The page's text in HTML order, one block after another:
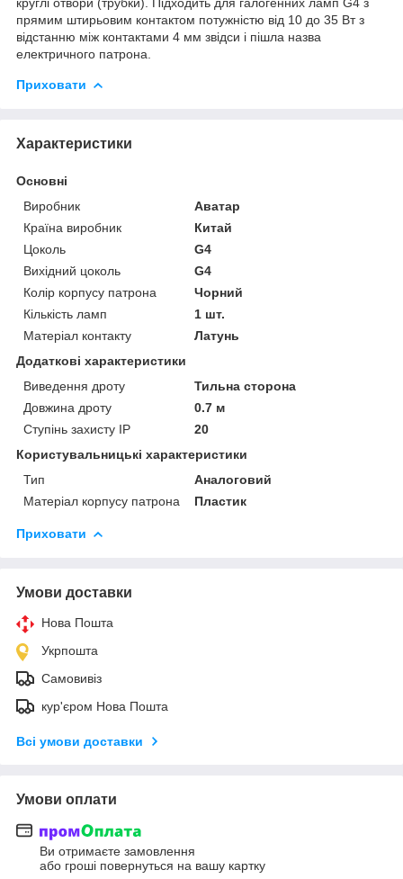
прямим штирьовим контактом потужністю від 10 до 35 Вт з
відстанню між контактами 4 мм звідси і пішла назва
електричного патрона.
Приховати
Характеристики
Основні
Виробник
Аватар
Країна виробник
Китай
Цоколь
G4
Вихідний цоколь
G4
Колір корпусу патрона
Чорний
Кількість ламп
1 шт.
Матеріал контакту
Латунь
Додаткові характеристики
Виведення дроту
Тильна сторона
Довжина дроту
0.7 м
Ступінь захисту IP
20
Користувальницькі характеристики
Тип
Аналоговий
Матеріал корпусу патрона
Пластик
Приховати
Умови доставки
Нова Пошта
Укрпошта
Самовивіз
кур'єром Нова Пошта
Всі умови доставки
Умови оплати
Ви отримаєте замовлення
або гроші повернуться на вашу картку